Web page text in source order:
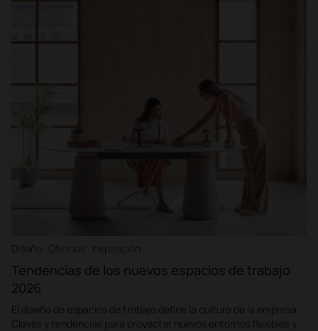
Diseño · Oficinas · Inspiración
Tendencias de los nuevos espacios de trabajo
2026
El diseño de espacios de trabajo define la cultura de la empresa.
Claves y tendencias para proyectar nuevos entornos flexibles y